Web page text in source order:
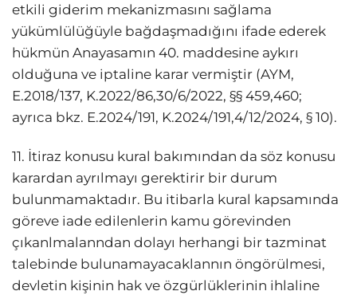
etkili giderim mekanizmasını sağlama
yükümlülüğüyle bağdaşmadığını ifade ederek
hükmün Anayasamın 40. maddesine aykırı
olduğuna ve iptaline karar vermiştir (AYM,
E.2018/137, K.2022/86,30/6/2022, §§ 459,460;
ayrıca bkz. E.2024/191, K.2024/191,4/12/2024, § 10).
11. İtiraz konusu kural bakımından da söz konusu
karardan ayrılmayı gerektirir bir durum
bulunmamaktadır. Bu itibarla kural kapsamında
göreve iade edilenlerin kamu görevinden
çıkanlmalanndan dolayı herhangi bir tazminat
talebinde bulunamayacaklannın öngörülmesi,
devletin kişinin hak ve özgürlüklerinin ihlaline